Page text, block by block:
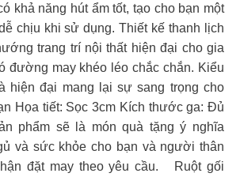
khả năng hút ẩm tốt, tạo cho bạn một
chịu khi sử dụng. Thiết kế thanh lịch
trang trí nội thất hiện đại cho gia
đường may khéo léo chắc chắn. Kiểu
hiện đại mang lại sự sang trọng cho
Họa tiết: Sọc 3cm Kích thước ga: Đủ
phẩm sẽ là món quà tặng ý nghĩa
và sức khỏe cho bạn và người thân
đặt may theo yêu cầu. Ruột gối